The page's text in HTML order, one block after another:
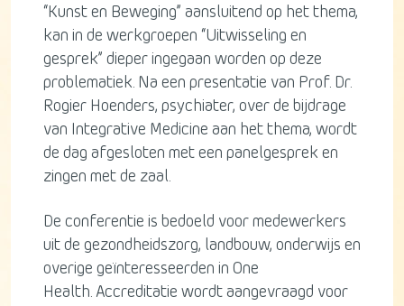
“Kunst en Beweging” aansluitend op het thema,
kan in de werkgroepen “Uitwisseling en
gesprek” dieper ingegaan worden op deze
problematiek. Na een presentatie van Prof. Dr.
Rogier Hoenders, psychiater, over de bijdrage
van Integrative Medicine aan het thema, wordt
de dag afgesloten met een panelgesprek en
zingen met de zaal.
De conferentie is bedoeld voor medewerkers
uit de gezondheidszorg, landbouw, onderwijs en
overige geïnteresseerden in One
Health. Accreditatie wordt aangevraagd voor